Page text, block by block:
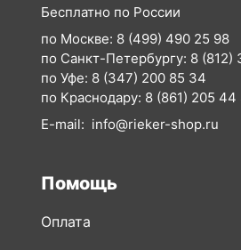
Бесплатно по России
по Москве: 8 (499) 490 25 98
по Санкт-Петербургу: 8 (812)
по Уфе: 8 (347) 200 85 34
по Краснодару: 8 (861) 205 44
E-mail: info@rieker-shop.ru
Помощь
Оплата